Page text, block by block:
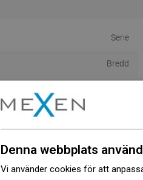
Serie
Bredd
Material
Denna webbplats
Vi använder cookies för att